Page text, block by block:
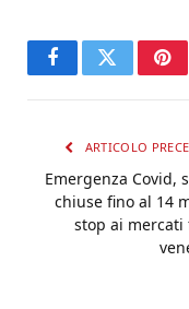
FacebookTwitter
ARTICOLO
Emergenza Covid,
chiuse fino al 14
stop ai mercati